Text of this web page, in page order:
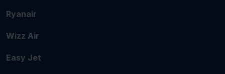
Ryanair
Wizz Air
Easy Jet